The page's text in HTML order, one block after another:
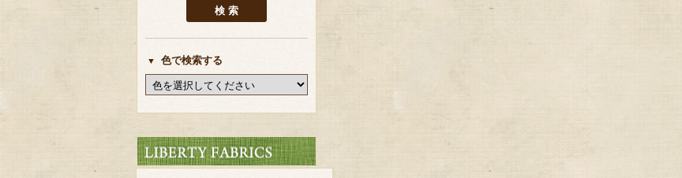
色で検索する